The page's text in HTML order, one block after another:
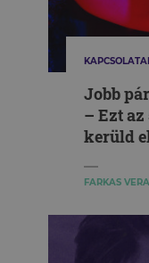
Jobb
– Ezt
kerüld
FARKAS VERA